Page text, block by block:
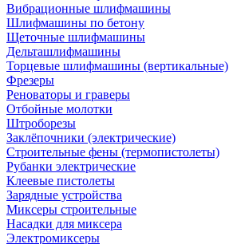
Вибрационные шлифмашины
Шлифмашины по бетону
Щеточные шлифмашины
Дельташлифмашины
Торцевые шлифмашины (вертикальные)
Фрезеры
Реноваторы и граверы
Отбойные молотки
Штроборезы
Заклёпочники (электрические)
Строительные фены (термопистолеты)
Рубанки электрические
Клеевые пистолеты
Зарядные устройства
Миксеры строительные
Насадки для миксера
Электромиксеры